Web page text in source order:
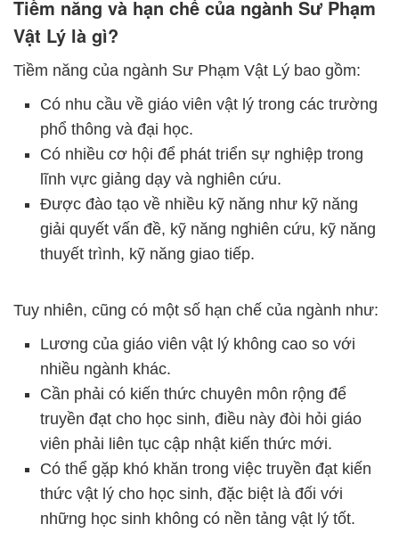
Tiềm năng và hạn chế của ngành Sư Phạm
Vật Lý là gì?
Tiềm năng của ngành Sư Phạm Vật Lý bao gồm:
Có nhu cầu về giáo viên vật lý trong các trường
phổ thông và đại học.
Có nhiều cơ hội để phát triển sự nghiệp trong
lĩnh vực giảng dạy và nghiên cứu.
Được đào tạo về nhiều kỹ năng như kỹ năng
giải quyết vấn đề, kỹ năng nghiên cứu, kỹ năng
thuyết trình, kỹ năng giao tiếp.
Tuy nhiên, cũng có một số hạn chế của ngành như:
Lương của giáo viên vật lý không cao so với
nhiều ngành khác.
Cần phải có kiến thức chuyên môn rộng để
truyền đạt cho học sinh, điều này đòi hỏi giáo
viên phải liên tục cập nhật kiến thức mới.
Có thể gặp khó khăn trong việc truyền đạt kiến
thức vật lý cho học sinh, đặc biệt là đối với
những học sinh không có nền tảng vật lý tốt.